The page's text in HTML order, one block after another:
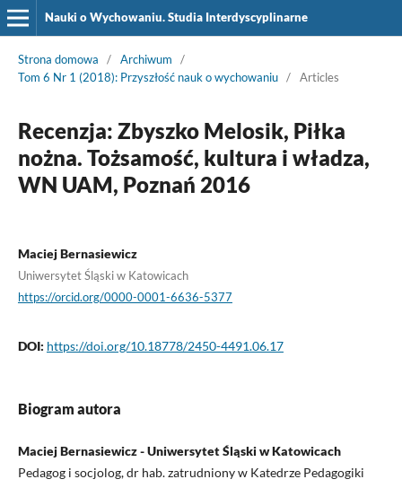
Nauki o Wychowaniu. Studia Interdyscyplinarne
Strona domowa / Archiwum
/
Tom 6 Nr 1 (2018): Przyszłość nauk o wychowaniu / Articles
Recenzja: Zbyszko Melosik, Piłka
nożna. Tożsamość, kultura i władza,
WN UAM, Poznań 2016
Maciej Bernasiewicz
Uniwersytet Śląski w Katowicach
https://orcid.org/0000-0001-6636-5377
DOI: https://doi.org/10.18778/2450-4491.06.17
Biogram autora
Maciej Bernasiewicz - Uniwersytet Śląski w Katowicach
Pedagog i socjolog, dr hab. zatrudniony w Katedrze Pedagogiki